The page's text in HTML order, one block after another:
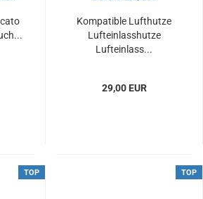
Kompatible Lufthutze
Lufteinlasshutze
Lufteinlass...
29,00 EUR
TOP TOP